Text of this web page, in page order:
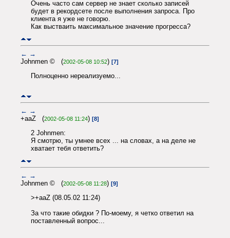
Очень часто сам сервер не знает сколько записей
будет в рекордсете после выполнения запроса. Про
клиента я уже не говорю.
Как выстваить максимальное значение прогресса?
← →
Johnmen © (2002-05-08 10:52) [7]
Полноценно нереализуемо...
← →
+aaZ (2002-05-08 11:24) [8]
2 Johnmen:
Я смотрю, ты умнее всех ... на словах, а на деле не
хватает тебя ответить?
← →
Johnmen © (2002-05-08 11:28) [9]
>+aaZ (08.05.02 11:24)
За что такие обидки ? По-моему, я четко ответил на
поставленный вопрос...